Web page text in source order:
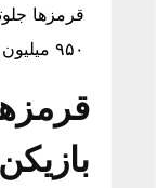
۹۵۰ میلیون خریدند!